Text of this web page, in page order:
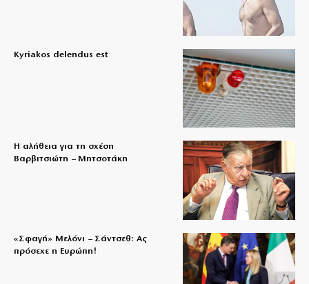
Kyriakos delendus est
Η αλήθεια για τη σχέση
Βαρβιτσιώτη – Μητσοτάκη
«Σφαγή» Μελόνι – Σάντσεθ: Ας
πρόσεχε η Ευρώπη!